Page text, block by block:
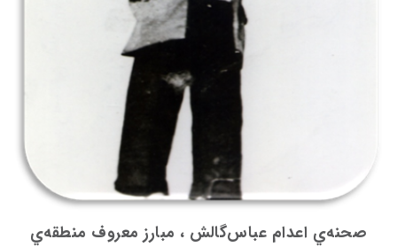
صحنه‌ي اعدام عباس‌گالش ، مبارز معروف منطقه‌ي